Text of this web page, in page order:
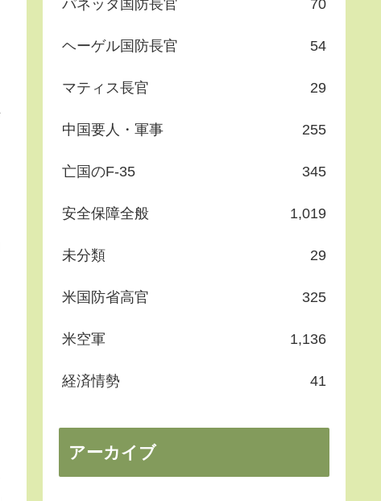
パネッタ国防長官 70
ヘーゲル国防長官 54
マティス長官 29
中国要人・軍事 255
亡国のF-35 345
安全保障全般 1,019
未分類 29
米国防省高官 325
米空軍 1,136
経済情勢 41
アーカイブ